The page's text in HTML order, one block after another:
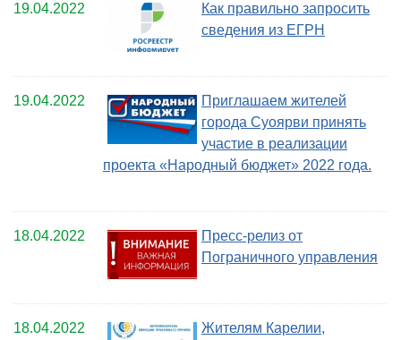
19.04.2022
Как правильно запросить
сведения из ЕГРН
19.04.2022
Приглашаем жителей
города Суоярви принять
участие в реализации
проекта «Народный бюджет» 2022 года.
18.04.2022
Пресс-релиз от
Пограничного управления
18.04.2022
Жителям Карелии,